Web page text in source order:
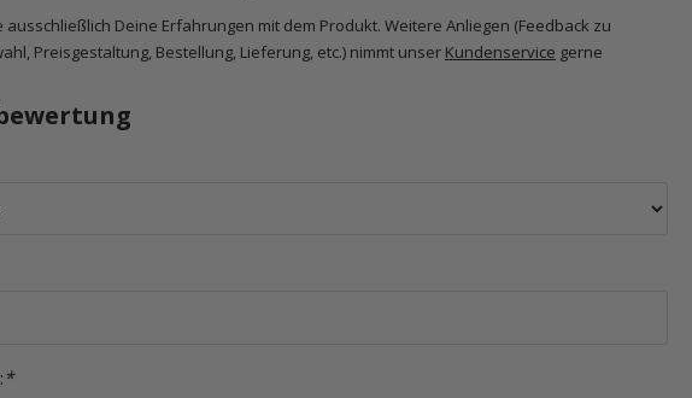
ausschließlich Deine Erfahrungen mit dem Produkt. Weitere Anliegen (Feedback zu
Preisgestaltung, Bestellung, Lieferung, etc.) nimmt unser Kundenservice gerne
*